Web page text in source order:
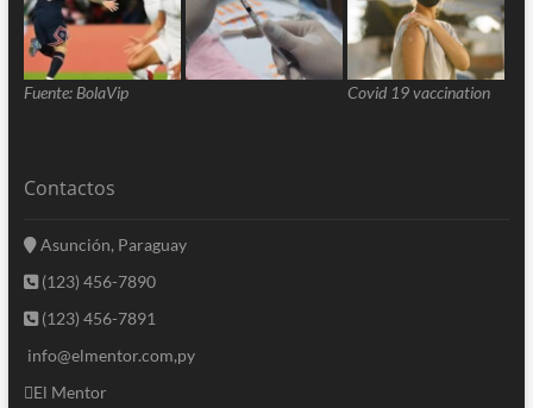
Fuente: BolaVip Covid 19 vaccination
Contactos
Asunción, Paraguay
(123) 456-7890
(123) 456-7891
info@elmentor.com,py
El Mentor